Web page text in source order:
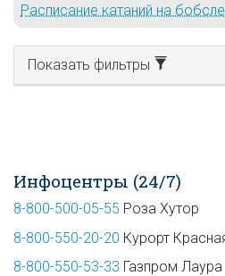
Расписание катаний на
Показать фильтры
Инфоцентры (24/7)
8-800-500-05-55 Роза Хутор
8-800-550-20-20 Курорт
8-800-550-53-33 Газпром Лаура